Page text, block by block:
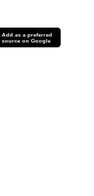
Add as a preferred
source on Google